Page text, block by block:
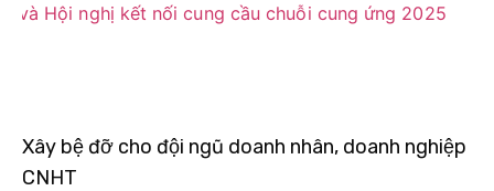
Xây bệ đỡ cho đội ngũ doanh nhân, doanh nghiệp
CNHT